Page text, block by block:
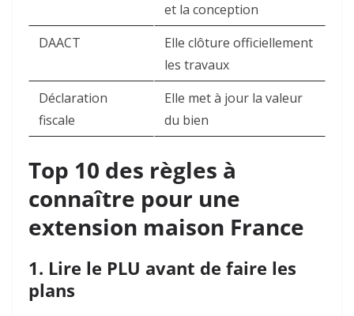
et la conception
DAACT
Elle clôture officiellement
les travaux
Déclaration
fiscale
Elle met à jour la valeur
du bien
Top 10 des règles à
connaître pour une
extension maison France
1. Lire le PLU avant de faire les
plans